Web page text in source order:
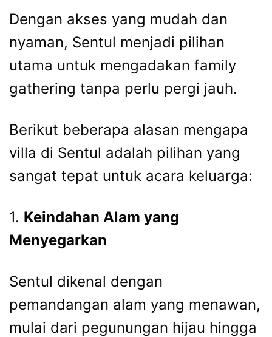
Dengan akses yang mudah dan
nyaman, Sentul menjadi pilihan
utama untuk mengadakan family
gathering tanpa perlu pergi jauh.
Berikut beberapa alasan mengapa
villa di Sentul adalah pilihan yang
sangat tepat untuk acara keluarga:
1. Keindahan Alam yang
Menyegarkan
Sentul dikenal dengan
pemandangan alam yang menawan,
mulai dari pegunungan hijau hingga